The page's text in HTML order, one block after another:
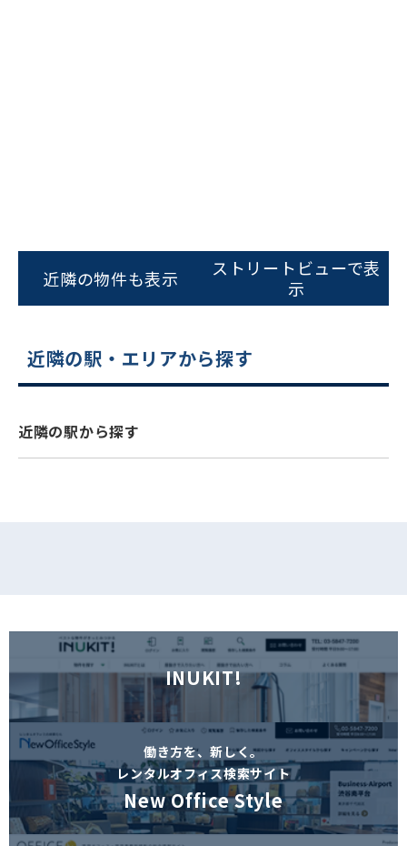
スムーズにご案内できます
0120-620-213
電話でお問い合わせ
近隣の物件も表示
ストリートビューで表
示
近隣の駅・エリアから探す
近隣の駅から探す
INUKIT!
働き方を、新しく。
レンタルオフィス検索サイト
New Office Style